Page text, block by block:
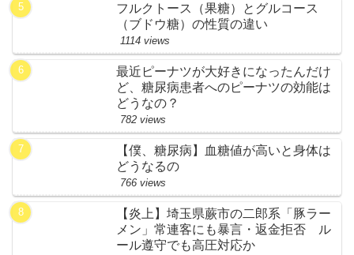
フルクトース（果糖）とグルコース
（ブドウ糖）の性質の違い
1114 views
最近ピーナツが大好きになったんだけ
ど、糖尿病患者へのピーナツの効能は
どうなの？
782 views
【僕、糖尿病】血糖値が高いと身体は
どうなるの
766 views
【炎上】埼玉県蕨市の二郎系「豚ラー
メン」常連客にも暴言・返金拒否 ル
ール遵守でも高圧対応か